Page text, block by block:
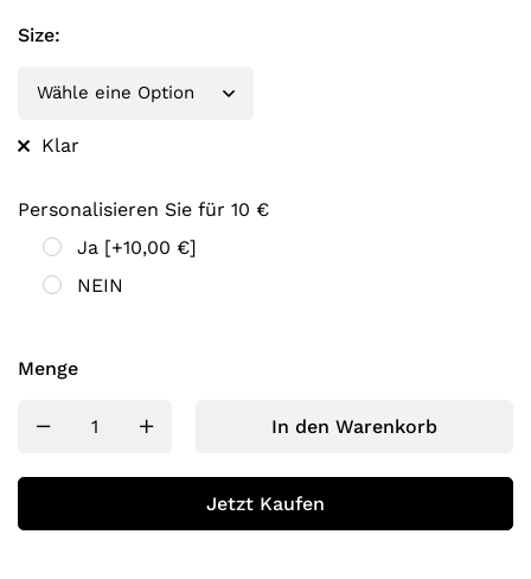
Size:
Klar
Personalisieren Sie für 10 €
Ja [+10,00 €]
NEIN
Menge
In den Warenkorb
Jetzt Kaufen